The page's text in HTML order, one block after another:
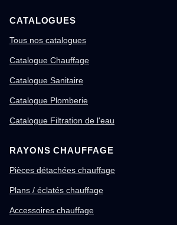
CATALOGUES
Tous nos catalogues
Catalogue Chauffage
Catalogue Sanitaire
Catalogue Plomberie
Catalogue Filtration de l'eau
RAYONS CHAUFFAGE
Pièces détachées chauffage
Plans / éclatés chauffage
Accessoires chauffage